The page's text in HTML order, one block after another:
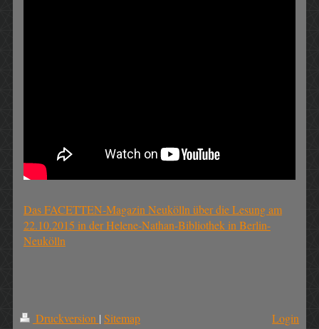
Das FACETTEN-Magazin Neukölln über die Lesung am
22.10.2015 in der Helene-Nathan-Bibliothek in Berlin-
Neukölln
Druckversion | Sitemap
Login